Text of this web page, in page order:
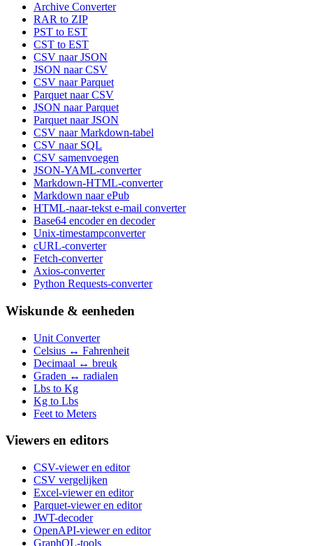
Archive Converter
RAR to ZIP
PST to EST
CST to EST
CSV naar JSON
JSON naar CSV
CSV naar Parquet
Parquet naar CSV
JSON naar Parquet
Parquet naar JSON
CSV naar Markdown-tabel
CSV naar SQL
CSV samenvoegen
JSON-YAML-converter
Markdown-HTML-converter
Markdown naar ePub
HTML-naar-tekst e-mail converter
Base64 encoder en decoder
Unix-timestampconverter
cURL-converter
Fetch-converter
Axios-converter
Python Requests-converter
Wiskunde & eenheden
Unit Converter
Celsius ↔ Fahrenheit
Decimaal ↔ breuk
Graden ↔ radialen
Lbs to Kg
Kg to Lbs
Feet to Meters
Viewers en editors
CSV-viewer en editor
CSV vergelijken
Excel-viewer en editor
Parquet-viewer en editor
JWT-decoder
OpenAPI-viewer en editor
GraphQL-tools